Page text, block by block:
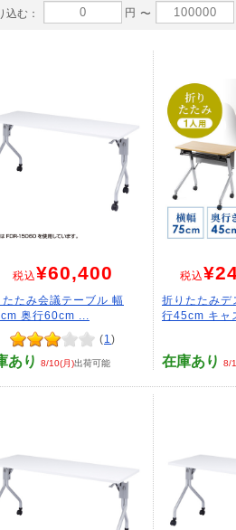
込む： 円 〜
税込¥60,400
たたみ会議テーブル 幅
奥行60cm ...
(1 )
あり 8/10(月)出荷可能
税込
折りたたみ
行45cm キャ
在庫あり 8/